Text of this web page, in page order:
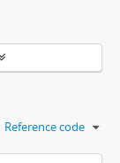
Reference code